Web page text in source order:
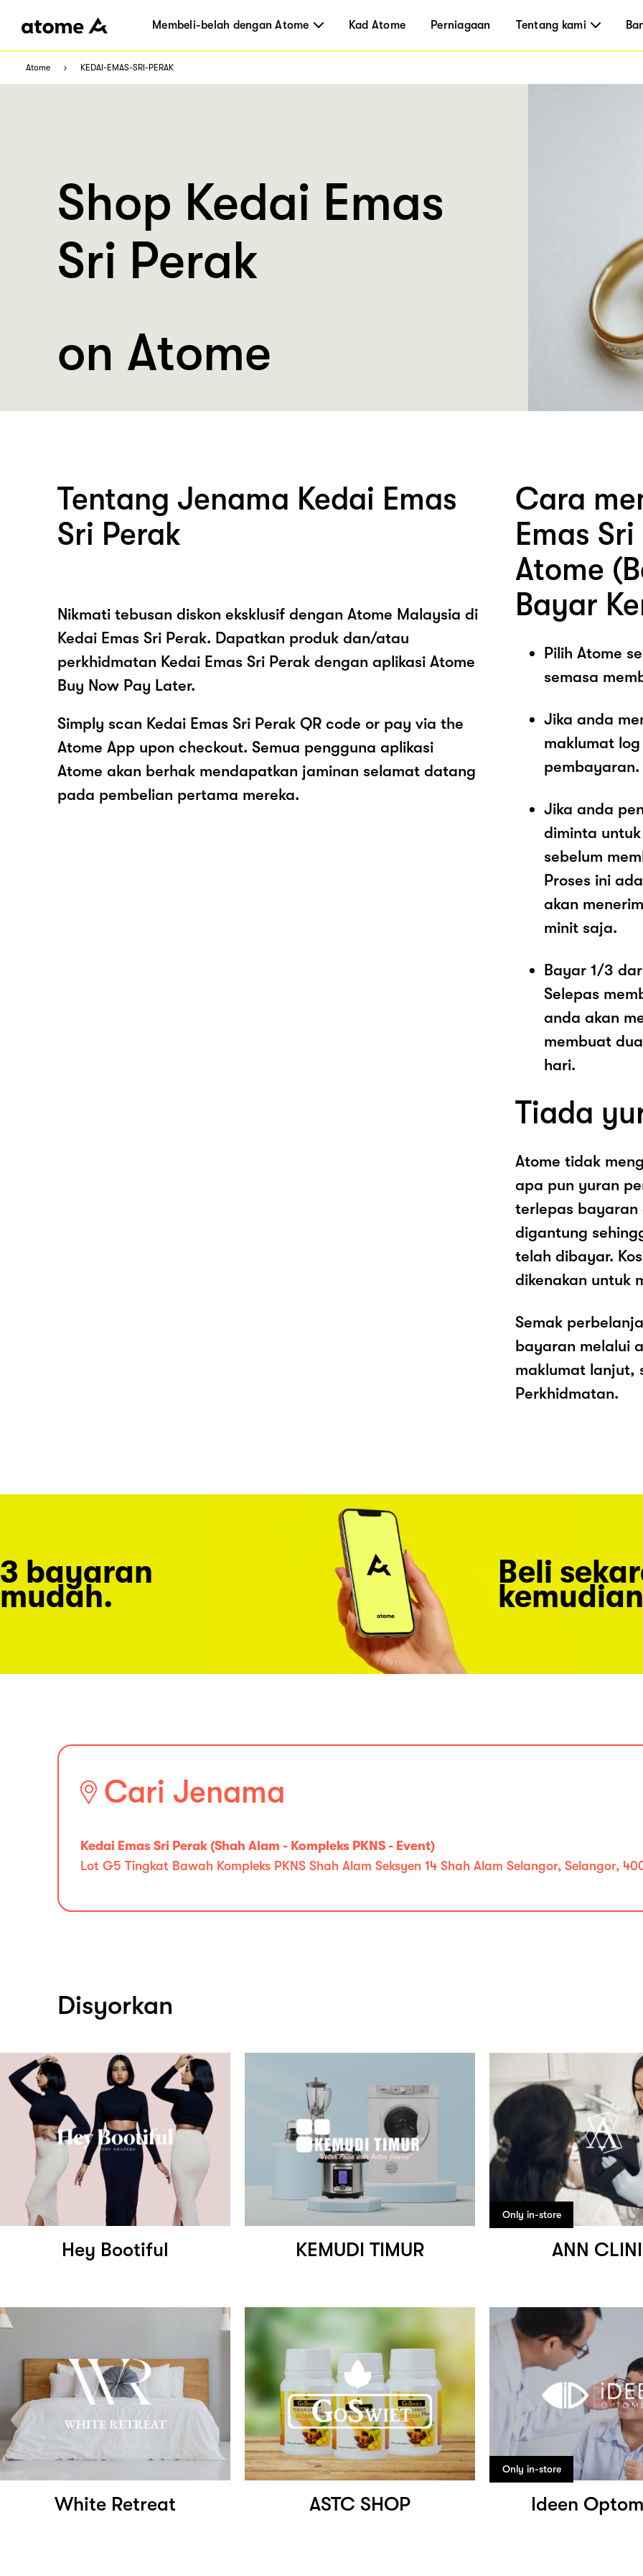
Membeli-belah dengan Atome Kad Atome Perniagaan Tentang kami
Atome KEDAI-EMAS-SRI-PERAK
Shop Kedai Emas
Sri Perak
on Atome
Tentang Jenama Kedai Emas
Sri Perak
Nikmati tebusan diskon eksklusif dengan Atome Malaysia di
Kedai Emas Sri Perak. Dapatkan produk dan/atau
perkhidmatan Kedai Emas Sri Perak dengan aplikasi Atome
Buy Now Pay Later.
Simply scan Kedai Emas Sri Perak QR code or pay via the
Atome App upon checkout. Semua pengguna aplikasi
Atome akan berhak mendapatkan jaminan selamat datang
pada pembelian pertama mereka.
Cara
Emas
Atome
Bayar
Pilih Atome
semasa
Jika anda
maklumat
pembayaran.
Jika anda
diminta
sebelum
Proses ini
akan
minit saja.
Bayar 1/3
Selepas
anda akan
membuat
hari.
Tiada
Atome tidak
apa pun yuran
terlepas bayaran
digantung
telah dibayar.
dikenakan untuk
Semak
bayaran melalui
maklumat lanjut,
Perkhidmatan.
3 bayaran
mudah.
Beli
Cari Jenama
Kedai Emas Sri Perak (Shah Alam - Kompleks PKNS - Event)
Lot G5 Tingkat Bawah Kompleks PKNS Shah Alam Seksyen 14 Shah Alam Selangor, Selangor,
Disyorkan
Hey Bootiful KEMUDI TIMUR
Only in-store
ANN
White Retreat ASTC SHOP
Only in-store
Ideen